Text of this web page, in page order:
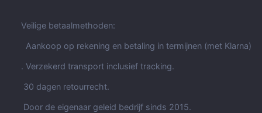
Veilige betaalmethoden:
Aankoop op rekening en betaling in termijnen (met Klarna)
. Verzekerd transport inclusief tracking.
30 dagen retourrecht.
Door de eigenaar geleid bedrijf sinds 2015.